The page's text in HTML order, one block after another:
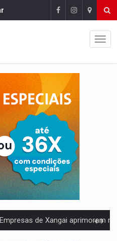
China descobre como explodir asteroide com bomba